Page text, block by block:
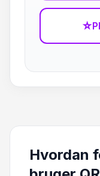
☆
Hvordan